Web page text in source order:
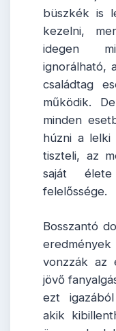
büszkék is
kezelni,
idegen
ignorálható,
családtag
működik.
minden
húzni a
tiszteli, az
saját
felelőssége.
Bosszantó
vonzzák az
jövő
ezt
akik